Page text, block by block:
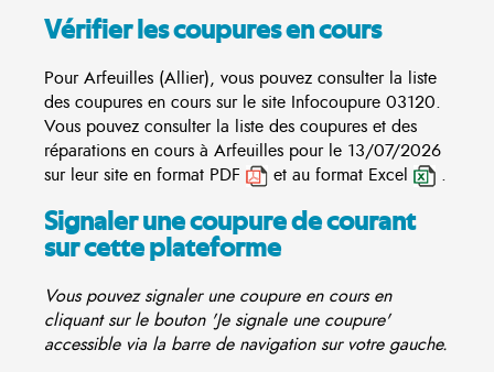
Vérifier les coupures en cours
Pour Arfeuilles (Allier), vous pouvez consulter la liste
des coupures en cours sur le site Infocoupure 03120.
Vous pouvez consulter la liste des coupures et des
réparations en cours à Arfeuilles pour le 13/07/2026
sur leur site en format PDF
et au format Excel .
Signaler une coupure de courant
sur cette plateforme
Vous pouvez signaler une coupure en cours en
cliquant sur le bouton 'Je signale une coupure'
accessible via la barre de navigation sur votre gauche.